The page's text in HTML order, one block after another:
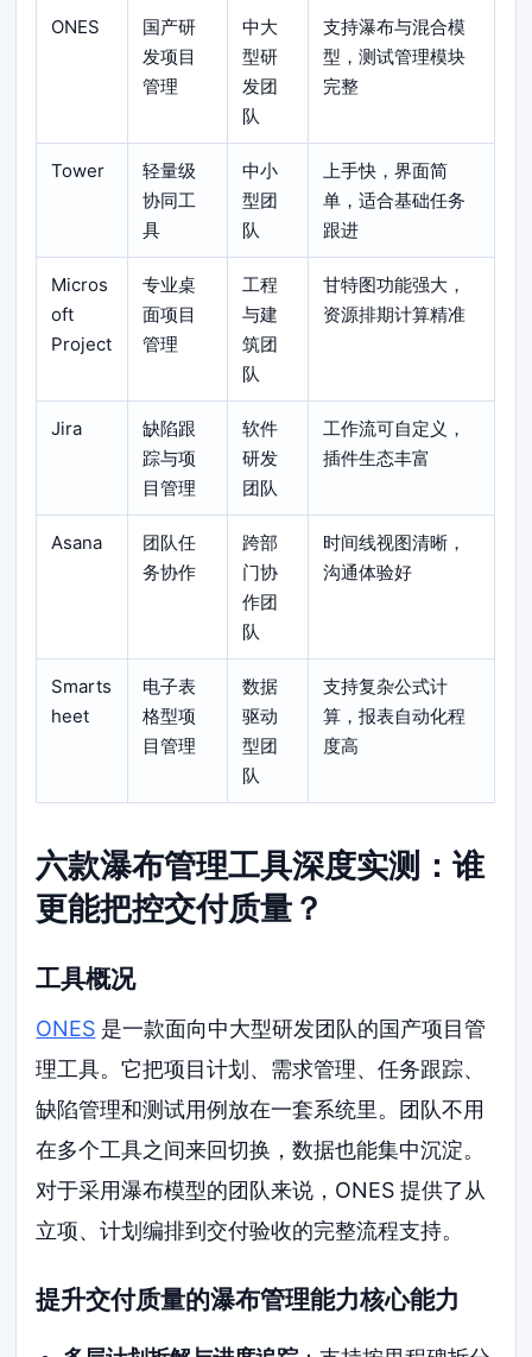
ONES
国产研
发项目
管理
中大
型研
发团
队
支持瀑布与混合模
型，测试管理模块
完整
Tower
轻量级
协同工
具
中小
型团
队
上手快，界面简
单，适合基础任务
跟进
Micros
oft
Project
专业桌
面项目
管理
工程
与建
筑团
队
甘特图功能强大，
资源排期计算精准
Jira
缺陷跟
踪与项
目管理
软件
研发
团队
工作流可自定义，
插件生态丰富
Asana
团队任
务协作
跨部
门协
作团
队
时间线视图清晰，
沟通体验好
Smarts
heet
电子表
格型项
目管理
数据
驱动
型团
队
支持复杂公式计
算，报表自动化程
度高
六款瀑布管理工具深度实测：谁
更能把控交付质量？
工具概况
ONES 是一款面向中大型研发团队的国产项目管
理工具。它把项目计划、需求管理、任务跟踪、
缺陷管理和测试用例放在一套系统里。团队不用
在多个工具之间来回切换，数据也能集中沉淀。
对于采用瀑布模型的团队来说，ONES 提供了从
立项、计划编排到交付验收的完整流程支持。
提升交付质量的瀑布管理能力核心能力